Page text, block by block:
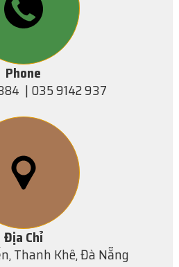
Phone
| 035 9142 937
Địa Chỉ
Thanh Khê, Đà Nẵng